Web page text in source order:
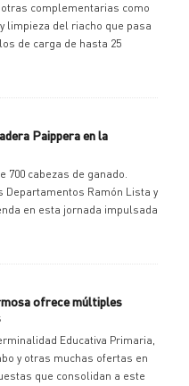
complementarias como
limpieza del riacho que pasa
de carga de hasta 25
Paippera en la
700 cabezas de ganado.
Departamentos Ramón Lista y
en esta jornada impulsada
ofrece múltiples
Educativa Primaria,
y otras muchas ofertas en
que consolidan a este